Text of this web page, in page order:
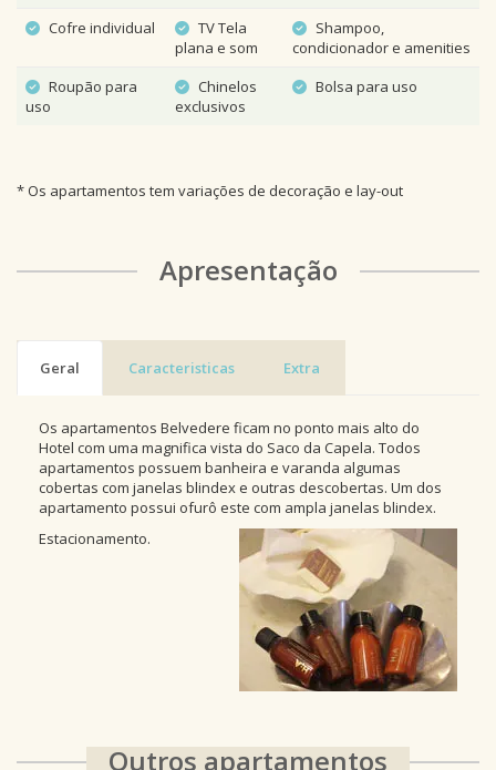
Cofre individual
TV Tela
plana e som
Shampoo,
condicionador e amenities
Roupão para
uso
Chinelos
exclusivos
Bolsa para uso
* Os apartamentos tem variações de decoração e lay-out
Apresentação
Geral Caracteristicas Extra
Os apartamentos Belvedere ficam no ponto mais alto do
Hotel com uma magnifica vista do Saco da Capela. Todos
apartamentos possuem banheira e varanda algumas
cobertas com janelas blindex e outras descobertas. Um dos
apartamento possui ofurô este com ampla janelas blindex.
Estacionamento.
Outros apartamentos